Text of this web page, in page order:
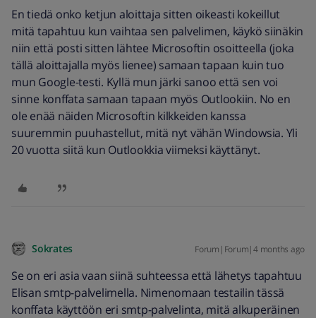
En tiedä onko ketjun aloittaja sitten oikeasti kokeillut
mitä tapahtuu kun vaihtaa sen palvelimen, käykö siinäkin
niin että posti sitten lähtee Microsoftin osoitteella (joka
tällä aloittajalla myös lienee) samaan tapaan kuin tuo
mun Google-testi. Kyllä mun järki sanoo että sen voi
sinne konffata samaan tapaan myös Outlookiin. No en
ole enää näiden Microsoftin kilkkeiden kanssa
suuremmin puuhastellut, mitä nyt vähän Windowsia. Yli
20 vuotta siitä kun Outlookkia viimeksi käyttänyt.
Sokrates Forum|Forum|4 months ago
Se on eri asia vaan siinä suhteessa että lähetys tapahtuu
Elisan smtp-palvelimella. Nimenomaan testailin tässä
konffata käyttöön eri smtp-palvelinta, mitä alkuperäinen